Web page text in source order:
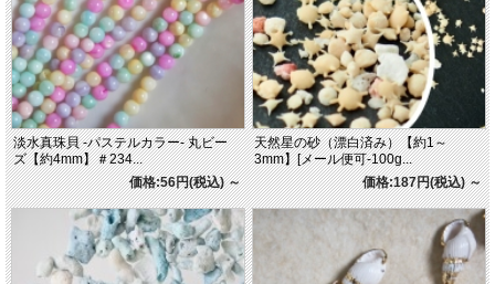
淡水真珠貝 -パステルカラー- 丸ビー
ズ【約4mm】＃234...
価格:56円(税込)～
天然星の砂（漂白済み）【約1～
3mm】[メール便可-100g...
価格:187円(税込)～